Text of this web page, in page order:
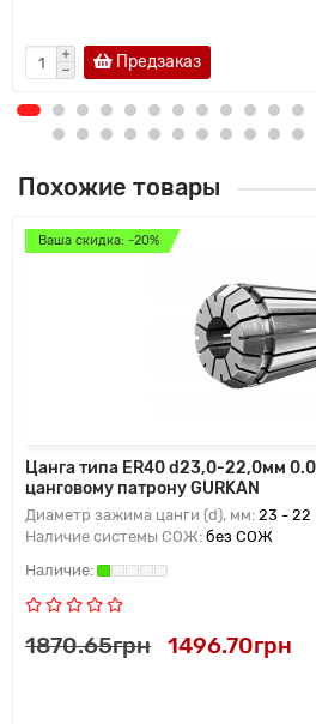
Предзаказ
Похожие товары
Ваша скидка: -20%
Цанга типа ER40 d23,0-22,0мм
цанговому патрону GURKAN
Диаметр зажима цанги (d), мм: 23 - 22
Наличие системы СОЖ: без СОЖ
1870.65грн 1496.70грн